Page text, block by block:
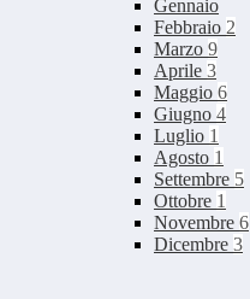
Gennaio
Febbraio 2
Marzo 9
Aprile 3
Maggio 6
Giugno 4
Luglio 1
Agosto 1
Settembre 5
Ottobre 1
Novembre 6
Dicembre 3